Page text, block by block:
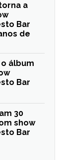
a
Bar
de
álbum
Bar
30
show
Bar